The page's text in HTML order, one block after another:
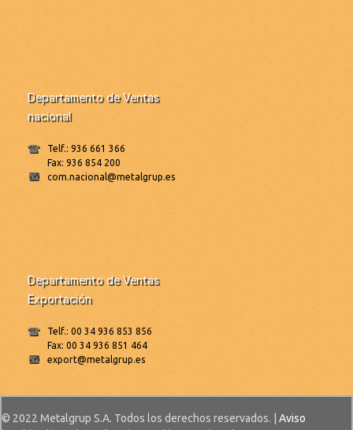
Departamento de Ventas
nacional
Telf.: 936 661 366
Fax: 936 854 200
com.nacional@metalgrup.es
Departamento de Ventas
Exportación
Telf.: 00 34 936 853 856
Fax: 00 34 936 851 464
export@metalgrup.es
© 2022 Metalgrup S.A. Todos los derechos reservados. | Aviso